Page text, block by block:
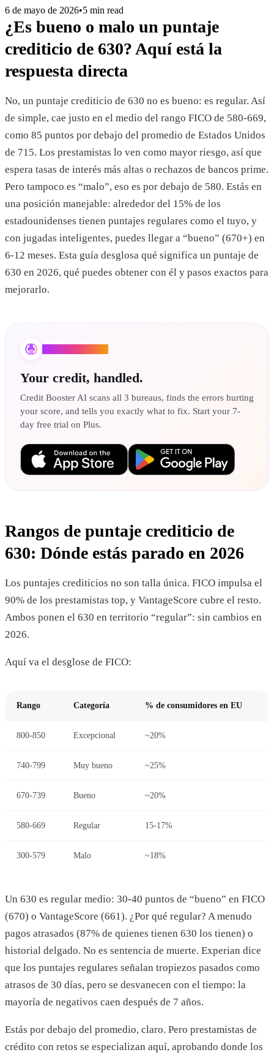
6 de mayo de 2026•5 min read
¿Es bueno o malo un puntaje
crediticio de 630? Aquí está la
respuesta directa
No, un puntaje crediticio de 630 no es bueno: es regular. Así
de simple, cae justo en el medio del rango FICO de 580-669,
como 85 puntos por debajo del promedio de Estados Unidos
de 715. Los prestamistas lo ven como mayor riesgo, así que
espera tasas de interés más altas o rechazos de bancos prime.
Pero tampoco es “malo”, eso es por debajo de 580. Estás en
una posición manejable: alrededor del 15% de los
estadounidenses tienen puntajes regulares como el tuyo, y
con jugadas inteligentes, puedes llegar a “bueno” (670+) en
6-12 meses. Esta guía desglosa qué significa un puntaje de
630 en 2026, qué puedes obtener con él y pasos exactos para
mejorarlo.
Your credit, handled.
Credit Booster AI scans all 3 bureaus, finds the errors hurting
your score, and tells you exactly what to fix. Start your 7-
day free trial on Plus.
Rangos de puntaje crediticio de
630: Dónde estás parado en 2026
Los puntajes crediticios no son talla única. FICO impulsa el
90% de los prestamistas top, y VantageScore cubre el resto.
Ambos ponen el 630 en territorio “regular”: sin cambios en
2026.
Aquí va el desglose de FICO:
Rango Categoría % de consumidores en EU
800-850 Excepcional ~20%
740-799 Muy bueno ~25%
670-739 Bueno ~20%
580-669 Regular 15-17%
300-579 Malo ~18%
Un 630 es regular medio: 30-40 puntos de “bueno” en FICO
(670) o VantageScore (661). ¿Por qué regular? A menudo
pagos atrasados (87% de quienes tienen 630 los tienen) o
historial delgado. No es sentencia de muerte. Experian dice
que los puntajes regulares señalan tropiezos pasados como
atrasos de 30 días, pero se desvanecen con el tiempo: la
mayoría de negativos caen después de 7 años.
Estás por debajo del promedio, claro. Pero prestamistas de
crédito con retos se especializan aquí, aprobando donde los